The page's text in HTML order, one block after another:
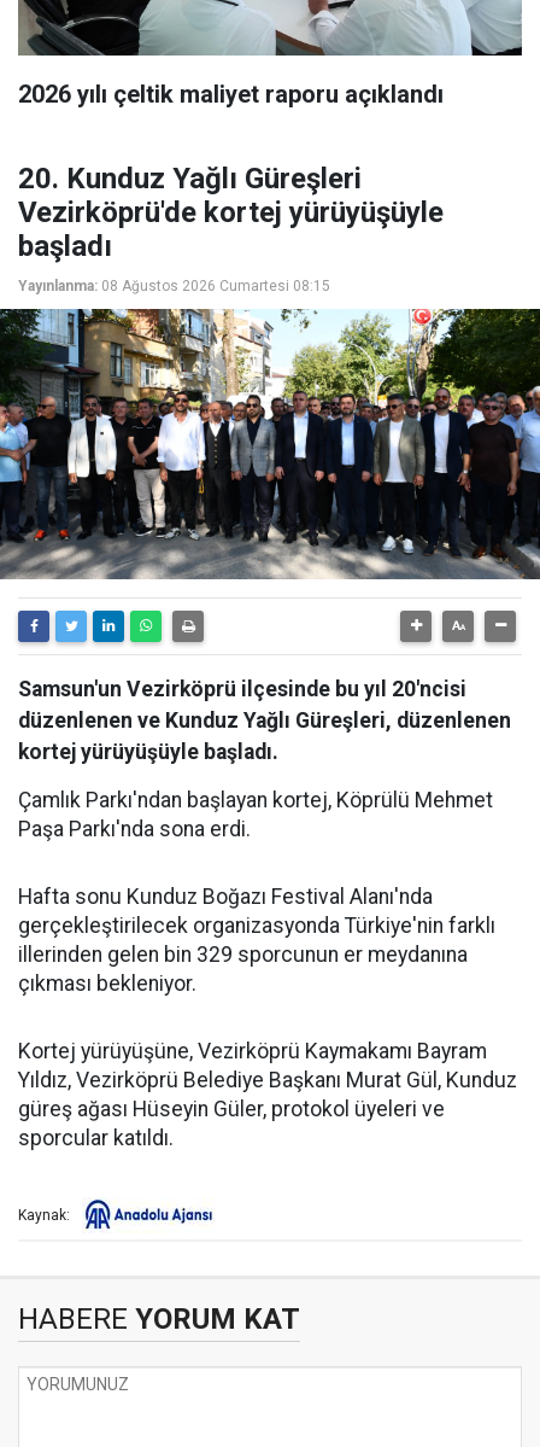
2026 yılı çeltik maliyet raporu açıklandı
20. Kunduz Yağlı Güreşleri
Vezirköprü'de kortej yürüyüşüyle
başladı
Yayınlanma: 08 Ağustos 2026 Cumartesi 08:15
Samsun'un Vezirköprü ilçesinde bu yıl 20'ncisi
düzenlenen ve Kunduz Yağlı Güreşleri, düzenlenen
kortej yürüyüşüyle başladı.
Çamlık Parkı'ndan başlayan kortej, Köprülü Mehmet
Paşa Parkı'nda sona erdi.
Hafta sonu Kunduz Boğazı Festival Alanı'nda
gerçekleştirilecek organizasyonda Türkiye'nin farklı
illerinden gelen bin 329 sporcunun er meydanına
çıkması bekleniyor.
Kortej yürüyüşüne, Vezirköprü Kaymakamı Bayram
Yıldız, Vezirköprü Belediye Başkanı Murat Gül, Kunduz
güreş ağası Hüseyin Güler, protokol üyeleri ve
sporcular katıldı.
Kaynak:
HABERE YORUM KAT